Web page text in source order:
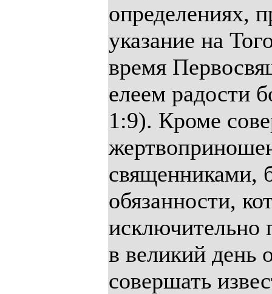
определениях,
указание на
время
елеем радости
1:9). Кроме
священниками,
обязанности,
в великий день
совершать